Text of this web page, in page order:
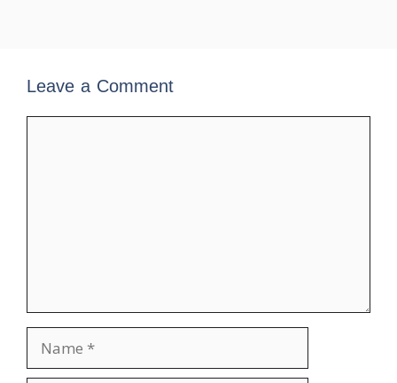
Leave a Comment
Name